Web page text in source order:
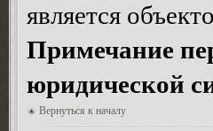
является
Примечание
юридической
Вернуться к началу